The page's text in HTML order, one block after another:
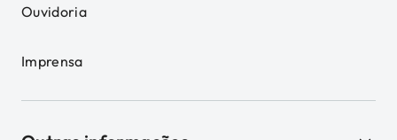
Ouvidoria
Imprensa